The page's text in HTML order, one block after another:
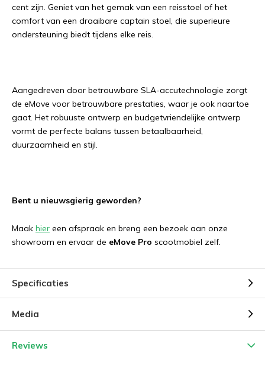
cent zijn. Geniet van het gemak van een reisstoel of het
comfort van een draaibare captain stoel, die superieure
ondersteuning biedt tijdens elke reis.
Aangedreven door betrouwbare SLA-accutechnologie zorgt
de eMove voor betrouwbare prestaties, waar je ook naartoe
gaat. Het robuuste ontwerp en budgetvriendelijke ontwerp
vormt de perfecte balans tussen betaalbaarheid,
duurzaamheid en stijl.
Bent u nieuwsgierig geworden?
Maak hier een afspraak en breng een bezoek aan onze
showroom en ervaar de eMove Pro scootmobiel zelf.
Specificaties
Media
Reviews